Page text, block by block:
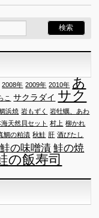
2008年 2009年 2010年 あ
こ サクラダイ サク
浜焼 岩もずく
岩牡蠣、あわ
海天然貝セット 村上 柳かれ
鯛の粕漬 秋鮭 肝 酒びたし
鮭の味噌漬 鮭の焼
の飯寿司